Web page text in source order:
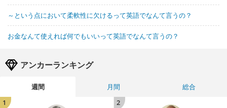
～という点において柔軟性に欠けるって英語でなんて言うの？
お金なんて使えれば何でもいいって英語でなんて言うの？
アンカーランキング
週間 月間
総合
1
2